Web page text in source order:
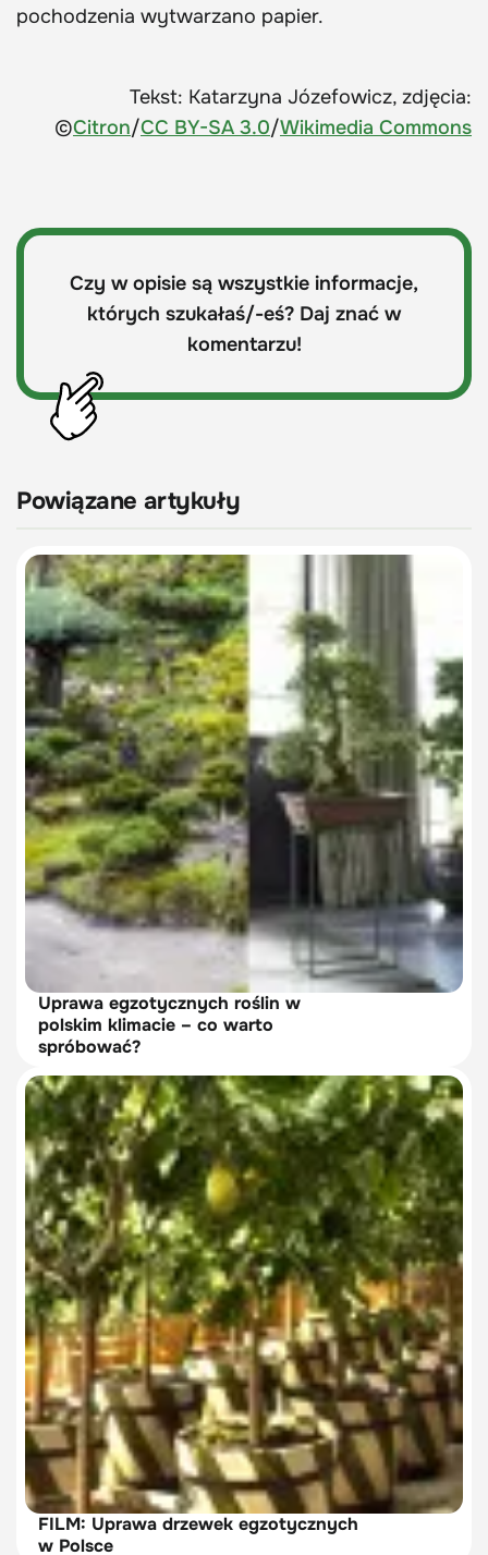
pochodzenia wytwarzano papier.
Tekst: Katarzyna Józefowicz, zdjęcia:
©Citron/CC BY-SA 3.0/Wikimedia Commons
Czy w opisie są wszystkie informacje,
których szukałaś/-eś? Daj znać w
komentarzu!
Powiązane artykuły
Uprawa egzotycznych roślin w
polskim klimacie – co warto
spróbować?
FILM: Uprawa drzewek egzotycznych
w Polsce